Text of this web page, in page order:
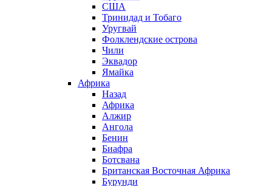
США
Тринидад и Тобаго
Уругвай
Фолклендские острова
Чили
Эквадор
Ямайка
Африка
Назад
Африка
Алжир
Ангола
Бенин
Биафра
Ботсвана
Британская Восточная Африка
Бурунди